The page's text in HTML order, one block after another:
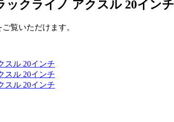
クライノ アクスル 20インチ
覧いただけます。